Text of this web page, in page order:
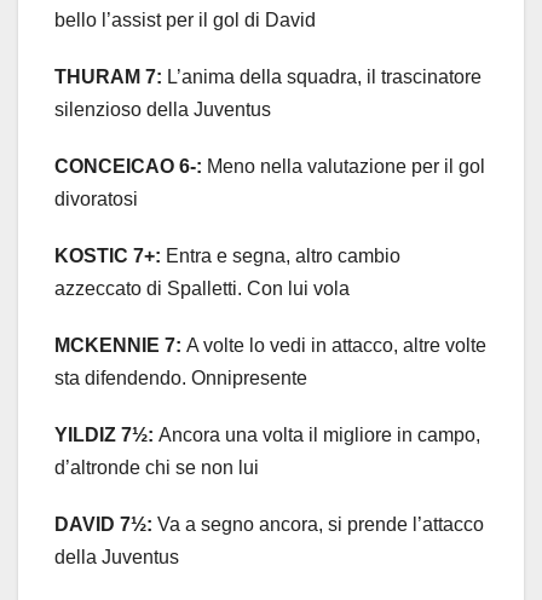
bello l’assist per il gol di David
THURAM 7: L’anima della squadra, il trascinatore
silenzioso della Juventus
CONCEICAO 6-: Meno nella valutazione per il gol
divoratosi
KOSTIC 7+: Entra e segna, altro cambio
azzeccato di Spalletti. Con lui vola
MCKENNIE 7: A volte lo vedi in attacco, altre volte
sta difendendo. Onnipresente
YILDIZ 7½: Ancora una volta il migliore in campo,
d’altronde chi se non lui
DAVID 7½: Va a segno ancora, si prende l’attacco
della Juventus